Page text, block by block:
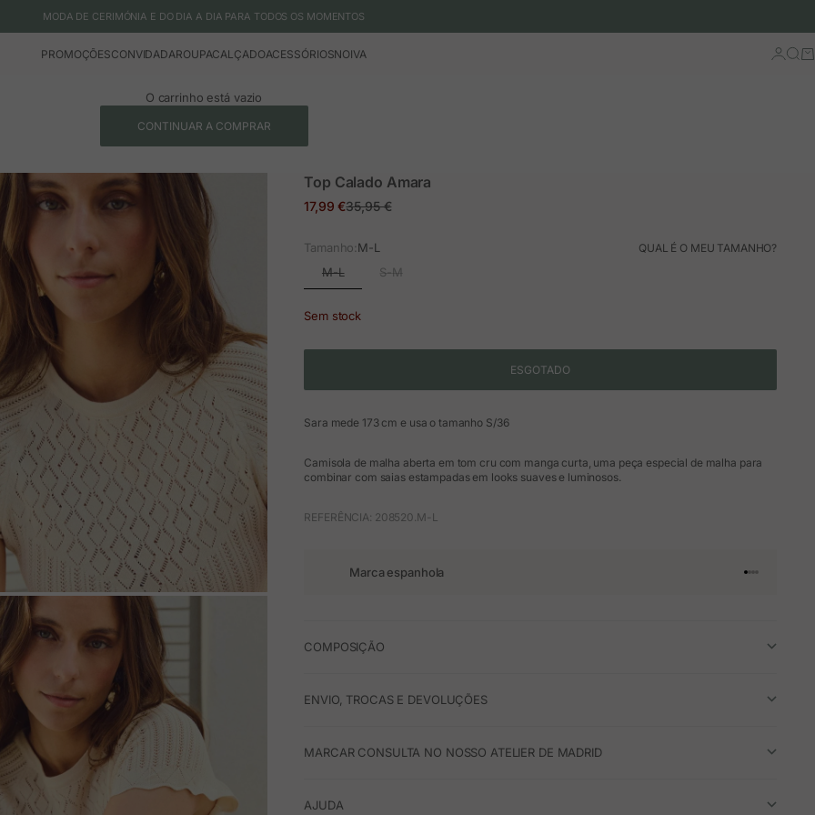
MODA DE CERIMÓNIA E DO DIA A DIA PARA TODOS OS MOMENTOS
PROMOÇÕESCONVIDADAROUPACALÇADOACESSÓRIOSNOIVA Iniciar
O carrinho está vazio
CONTINUAR A COMPRAR
Top Calado Amara
Preço em promoção
17,99 €Preço normal
35,95 €
Tamanho:M-L QUAL É O MEU TAMANHO?
M-L S-M
Sem stock
ESGOTADO
Sara mede 173 cm e usa o tamanho S/36
Camisola de malha aberta em tom cru com manga curta, uma peça especial de malha para
combinar com saias estampadas em looks suaves e luminosos.
REFERÊNCIA: 208520.M-L
Marca espanhola Ir para o
Ir para o
Ir para o
Ir para o
COMPOSIÇÃO
ENVIO, TROCAS E DEVOLUÇÕES
MARCAR CONSULTA NO NOSSO ATELIER DE MADRID
AJUDA